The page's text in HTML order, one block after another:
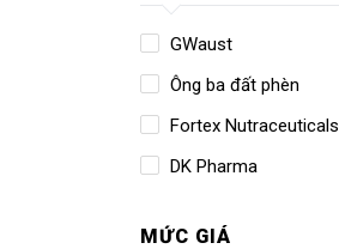
GWaust
Ông ba đất phèn
Fortex Nutraceuticals
DK Pharma
MỨC GIÁ